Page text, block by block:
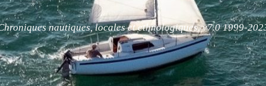
nautiques, locales et ethnologiques. v7.0 1999-